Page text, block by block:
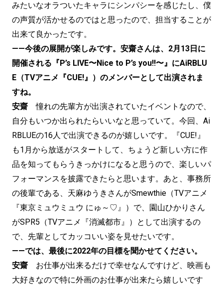
みたいなオラついたキャラにシンパシーを感じたし、僕
の声質が活かせるのではと思ったので、担当することが
出来て良かったです。
——今後の展開が楽しみです。安齋さんは、2月13日に
開催される『P’s LIVE〜Nice to P’s you!!〜』にAiRBLU
E（TVアニメ『CUE!』）のメンバーとして出演されま
すね。
安齋 憧れの先輩方が出演されていたイベントなので、
自分もいつか出られたらいいなと思っていて。今回、Ai
RBLUEの16人で出演できるのが嬉しいです。『CUE!』
も1月から放送がスタートして、ちょうど新しい方に作
品を知ってもらうきっかけになると思うので、楽しいパ
フォーマンスを披露できたらと思います。あと、事務所
の後輩である、天麻ゆうきさんがSmewthie（TVアニメ
『東京ミュウミュウ にゅ～♡』）で、園山ひかりさん
がSPR5（TVアニメ『消滅都市』）として出演するの
で、先輩としてカッコいい姿を見せたいです。
——では、最後に2022年の目標を聞かせてください。
安齋 お仕事が出来るだけで幸せなんですけど、映画も
大好きなので特に外画のお仕事が出来たら嬉しいです